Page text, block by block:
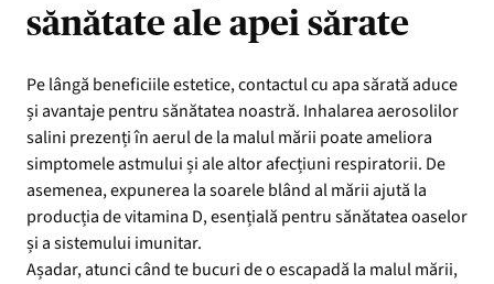
sănătate ale apei sărate
Pe lângă beneficiile estetice, contactul cu apa sărată aduce
și avantaje pentru sănătatea noastră. Inhalarea aerosolilor
salini prezenți în aerul de la malul mării poate ameliora
simptomele astmului și ale altor afecțiuni respiratorii. De
asemenea, expunerea la soarele blând al mării ajută la
producția de vitamina D, esențială pentru sănătatea oaselor
și a sistemului imunitar.
Așadar, atunci când te bucuri de o escapadă la malul mării,